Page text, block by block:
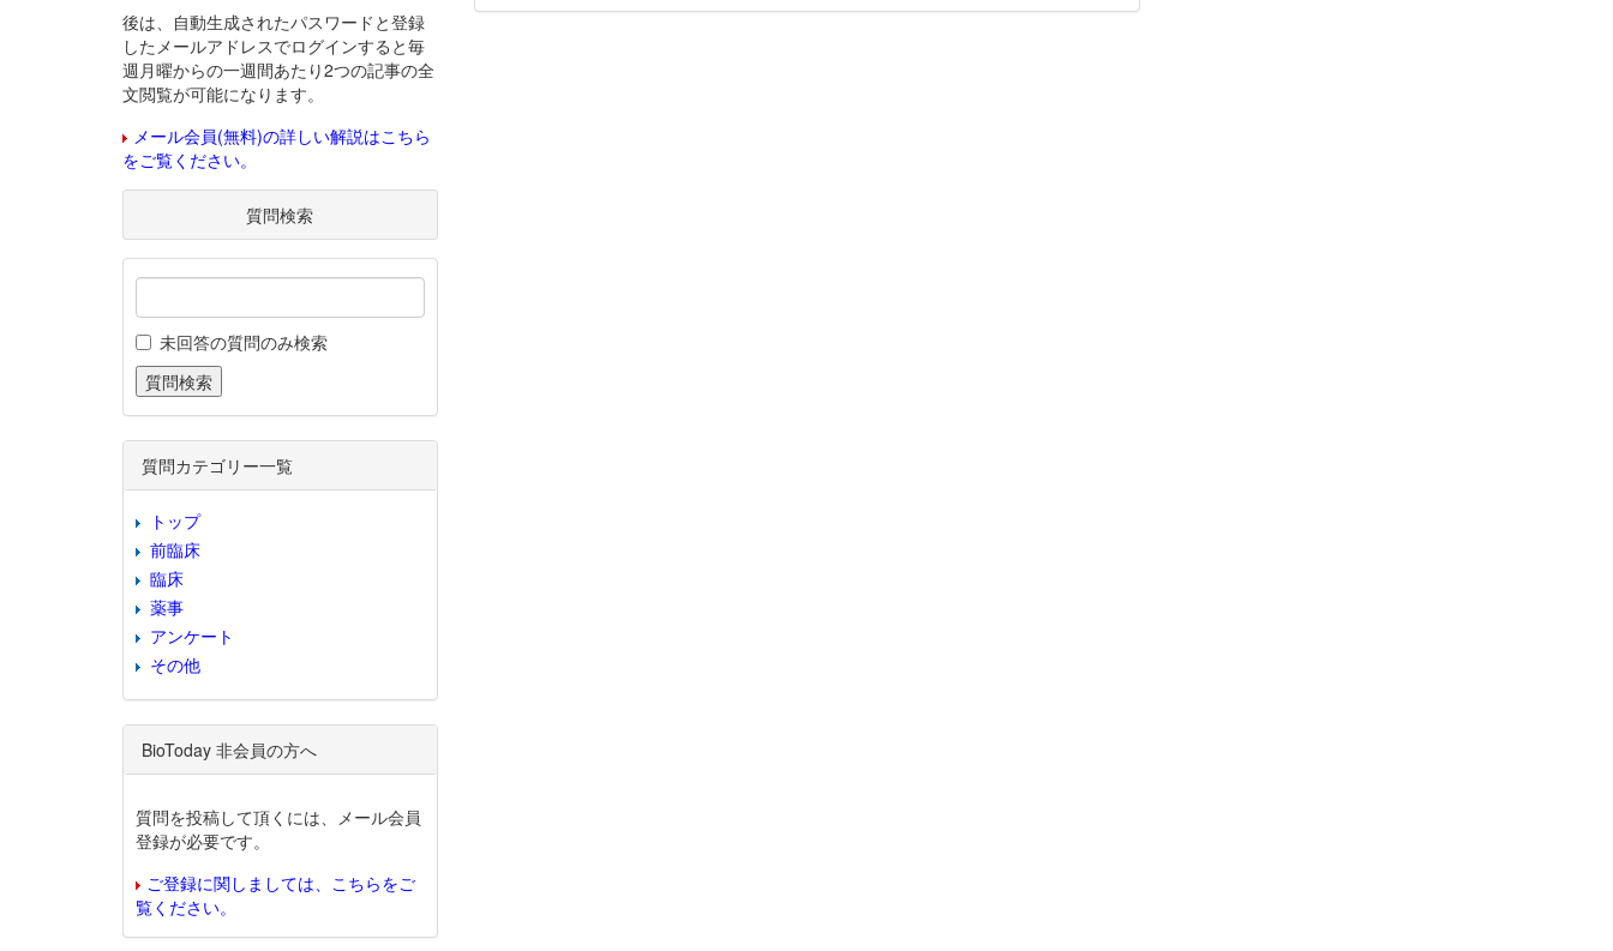
後は、自動生成されたパスワードと登録
したメールアドレスでログインすると毎
週月曜からの一週間あたり2つの記事の全
文閲覧が可能になります。
メール会員(無料)の詳しい解説はこちら
をご覧ください。
質問検索
未回答の質問のみ検索
質問カテゴリー一覧
トップ
前臨床
臨床
薬事
アンケート
その他
BioToday 非会員の方へ
質問を投稿して頂くには、メール会員
登録が必要です。
ご登録に関しましては、こちらをご
覧ください。